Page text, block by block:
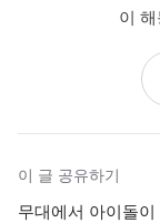
이
이 글 공유하기
무대에서 아이돌